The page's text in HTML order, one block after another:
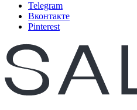
Telegram
Вконтакте
Pinterest